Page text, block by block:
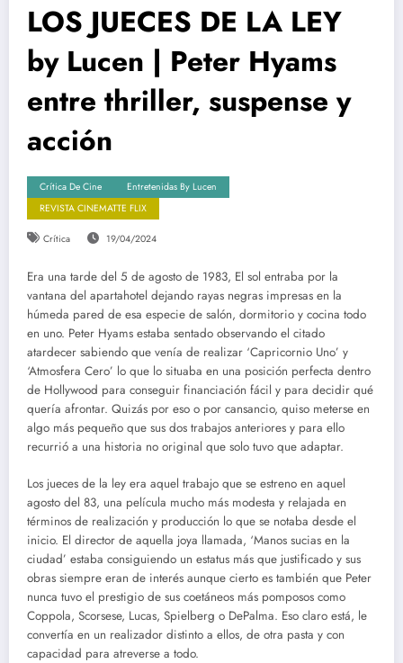
LOS JUECES DE LA LEY
by Lucen | Peter Hyams
entre thriller, suspense y
acción
Crítica De Cine
Entretenidas By Lucen
REVISTA CINEMATTE FLIX
Crítica 19/04/2024
Era una tarde del 5 de agosto de 1983, El sol entraba por la
vantana del apartahotel dejando rayas negras impresas en la
húmeda pared de esa especie de salón, dormitorio y cocina todo
en uno. Peter Hyams estaba sentado observando el citado
atardecer sabiendo que venía de realizar ‘Capricornio Uno’ y
‘Atmosfera Cero’ lo que lo situaba en una posición perfecta dentro
de Hollywood para conseguir financiación fácil y para decidir qué
quería afrontar. Quizás por eso o por cansancio, quiso meterse en
algo más pequeño que sus dos trabajos anteriores y para ello
recurrió a una historia no original que solo tuvo que adaptar.
Los jueces de la ley era aquel trabajo que se estreno en aquel
agosto del 83, una película mucho más modesta y relajada en
términos de realización y producción lo que se notaba desde el
inicio. El director de aquella joya llamada, ‘Manos sucias en la
ciudad’ estaba consiguiendo un estatus más que justificado y sus
obras siempre eran de interés aunque cierto es también que Peter
nunca tuvo el prestigio de sus coetáneos más pomposos como
Coppola, Scorsese, Lucas, Spielberg o DePalma. Eso claro está, le
convertía en un realizador distinto a ellos, de otra pasta y con
capacidad para atreverse a todo.